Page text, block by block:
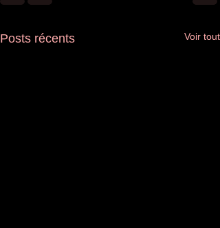
Posts récents Voir tout